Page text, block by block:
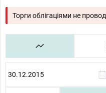
Торги облігаціями не